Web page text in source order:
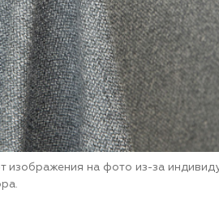
изображения на фото из-за